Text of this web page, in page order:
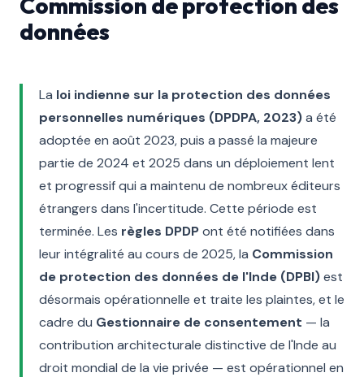
données
La loi indienne sur la protection des données
personnelles numériques (DPDPA, 2023)a été
adoptée en août 2023, puis a passé la majeure
partie de 2024 et 2025 dans un déploiement lent
et progressif qui a maintenu de nombreux éditeurs
étrangers dans l'incertitude. Cette période est
terminée. Les règles DPDPont été notifiées dans
leur intégralité au cours de 2025, la Commission
de protection des données de l'Inde (DPBI)est
désormais opérationnelle et traite les plaintes, et le
cadre du Gestionnaire de consentement — la
contribution architecturale distinctive de l'Inde au
droit mondial de la vie privée — est opérationnel en